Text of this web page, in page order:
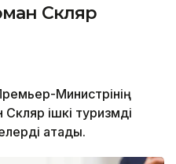
Скляр
Министрінің
ішкі туризмді
атады.